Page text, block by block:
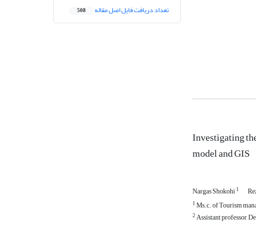
Investigating
model and GIS
Nargas Shokohi1
1Ms.c. of Tourism
2Assistant professor,
تعداد دریافت فایل اصل مقاله 508